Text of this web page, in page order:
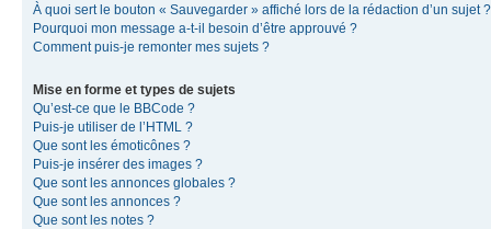
À quoi sert le bouton « Sauvegarder » affiché lors de la rédaction d’un sujet ?
Pourquoi mon message a-t-il besoin d’être approuvé ?
Comment puis-je remonter mes sujets ?
Mise en forme et types de sujets
Qu’est-ce que le BBCode ?
Puis-je utiliser de l’HTML ?
Que sont les émoticônes ?
Puis-je insérer des images ?
Que sont les annonces globales ?
Que sont les annonces ?
Que sont les notes ?